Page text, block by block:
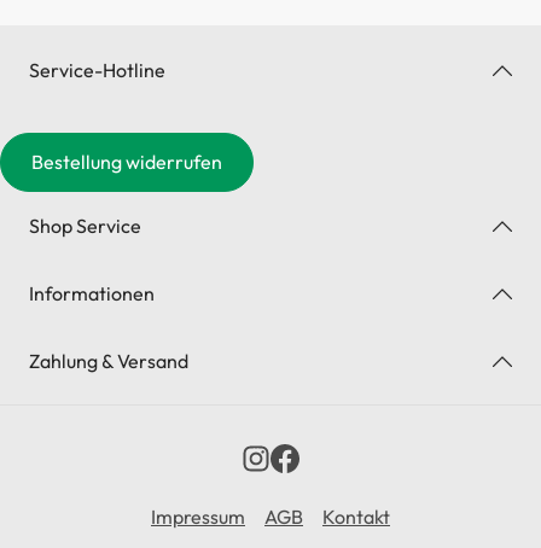
Service-Hotline
Bestellung widerrufen
Shop Service
Informationen
Zahlung & Versand
Impressum AGB Kontakt